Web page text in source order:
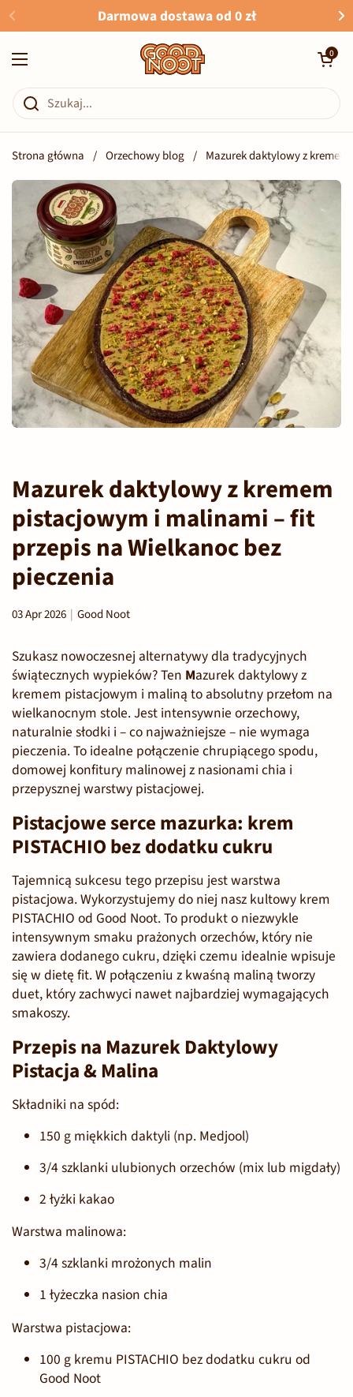
Przejdź do zawartościDarmowa dostawa od 0 zł
Otwórz menu
Otwórz
0
Strona główna / Orzechowy blog / Mazurek daktylowy z
Mazurek daktylowy z kremem
pistacjowym i malinami – fit
przepis na Wielkanoc bez
pieczenia
03 Apr 2026 Good Noot
Szukasz nowoczesnej alternatywy dla tradycyjnych
świątecznych wypieków? Ten Mazurek daktylowy z
kremem pistacjowym i maliną to absolutny przełom na
wielkanocnym stole. Jest intensywnie orzechowy,
naturalnie słodki i – co najważniejsze – nie wymaga
pieczenia. To idealne połączenie chrupiącego spodu,
domowej konfitury malinowej z nasionami chia i
przepysznej warstwy pistacjowej.
Pistacjowe serce mazurka: krem
PISTACHIO bez dodatku cukru
Tajemnicą sukcesu tego przepisu jest warstwa
pistacjowa. Wykorzystujemy do niej nasz kultowy krem
PISTACHIO od Good Noot. To produkt o niezwykle
intensywnym smaku prażonych orzechów, który nie
zawiera dodanego cukru, dzięki czemu idealnie wpisuje
się w dietę fit. W połączeniu z kwaśną maliną tworzy
duet, który zachwyci nawet najbardziej wymagających
smakoszy.
Przepis na Mazurek Daktylowy
Pistacja & Malina
Składniki na spód:
150 g miękkich daktyli (np. Medjool)
3/4 szklanki ulubionych orzechów (mix lub migdały)
2 łyżki kakao
Warstwa malinowa:
3/4 szklanki mrożonych malin
1 łyżeczka nasion chia
Warstwa pistacjowa:
100 g kremu PISTACHIO bez dodatku cukru od
Good Noot